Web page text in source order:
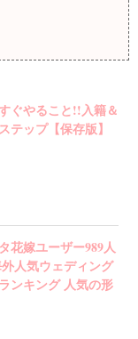
ぐやること!!入籍＆
テップ【保存版】
花嫁ユーザー989人
人気ウェディング
ンキング 人気の形